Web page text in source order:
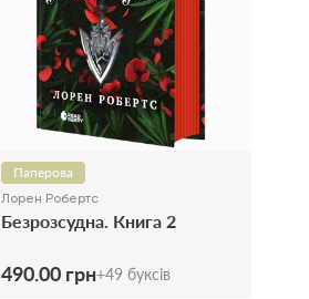
Паперова
Лорен Робертс
Безрозсудна. Книга 2
490.00 грн+49 буксів